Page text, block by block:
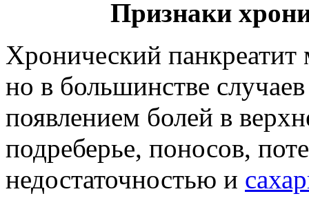
Признаки
Хронический панкреатит
но в большинстве случаев
появлением болей в
подреберье, поносов,
недостаточностью и